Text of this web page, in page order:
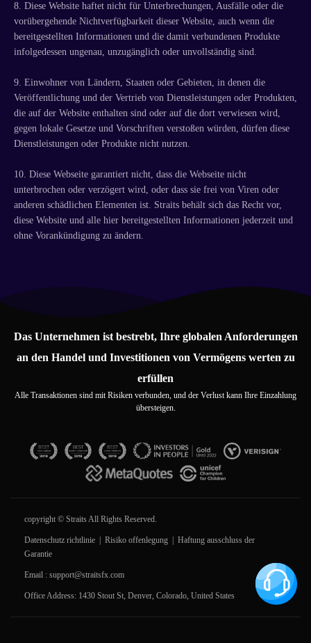
8. Diese Website haftet nicht für Unterbrechungen, Ausfälle oder die
vorübergehende Nichtverfügbarkeit dieser Website, auch wenn die
bereitgestellten Informationen und die damit verbundenen Produkte
infolgedessen ungenau, unzugänglich oder unvollständig sind.
9. Einwohner von Ländern, Staaten oder Gebieten, in denen die
Veröffentlichung und der Vertrieb von Dienstleistungen oder Produkten,
die auf der Website enthalten sind oder auf die dort verwiesen wird,
gegen lokale Gesetze und Vorschriften verstoßen würden, dürfen diese
Dienstleistungen oder Produkte nicht nutzen.
10. Diese Webseite garantiert nicht, dass die Webseite nicht
unterbrochen oder verzögert wird, oder dass sie frei von Viren oder
anderen schädlichen Elementen ist. Straits behält sich das Recht vor,
diese Website und alle hier bereitgestellten Informationen jederzeit und
ohne Vorankündigung zu ändern.
Das Unternehmen ist bestrebt, Ihre globalen Anforderungen
an den Handel und Investitionen von Vermögens werten zu
erfüllen
Alle Transaktionen sind mit Risiken verbunden, und der Verlust kann Ihre Einzahlung
übersteigen.
copyright © Straits All Rights Reserved.
Datenschutz richtlinie | Risiko offenlegung | Haftung ausschluss der
Garantie
Email : support@straitsfx.com
Office Address: 1430 Stout St, Denver, Colorado, United States